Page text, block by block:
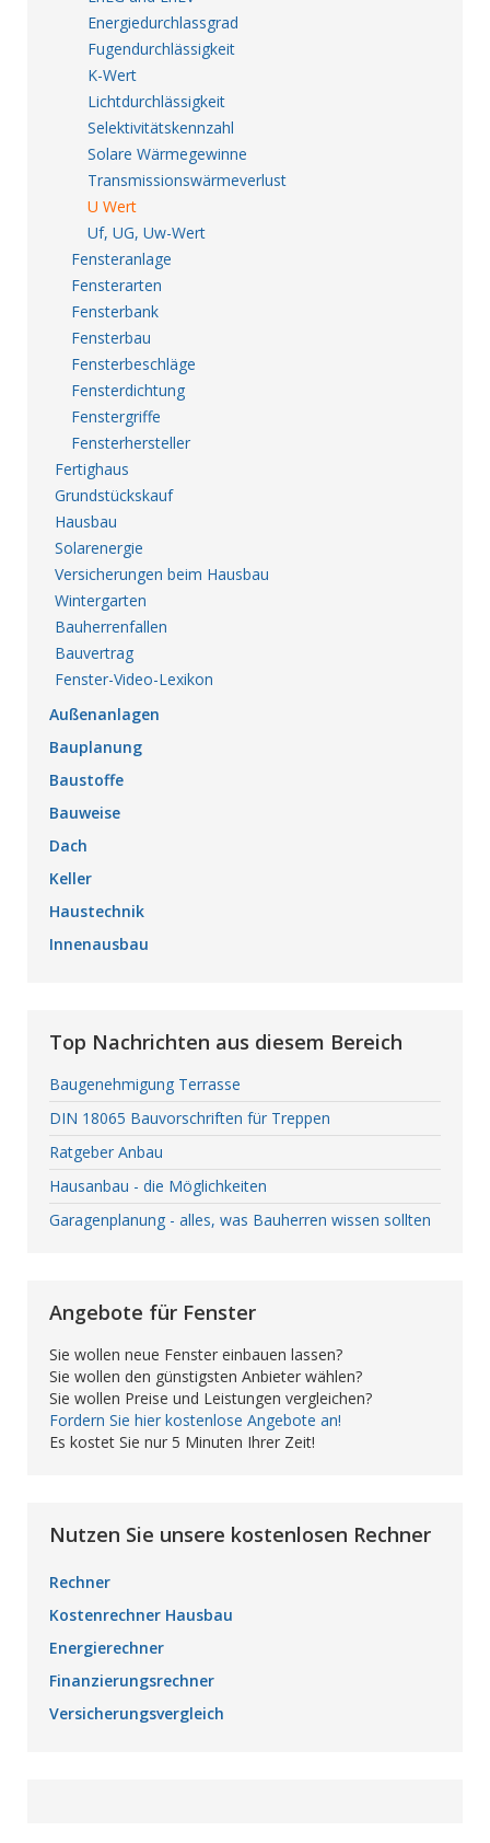
Energiedurchlassgrad
Fugendurchlässigkeit
K-Wert
Lichtdurchlässigkeit
Selektivitätskennzahl
Solare Wärmegewinne
Transmissionswärmeverlust
U Wert
Uf, UG, Uw-Wert
Fensteranlage
Fensterarten
Fensterbank
Fensterbau
Fensterbeschläge
Fensterdichtung
Fenstergriffe
Fensterhersteller
Fertighaus
Grundstückskauf
Hausbau
Solarenergie
Versicherungen beim Hausbau
Wintergarten
Bauherrenfallen
Bauvertrag
Fenster-Video-Lexikon
Außenanlagen
Bauplanung
Baustoffe
Bauweise
Dach
Keller
Haustechnik
Innenausbau
Top Nachrichten aus diesem Bereich
Baugenehmigung Terrasse
DIN 18065 Bauvorschriften für Treppen
Ratgeber Anbau
Hausanbau - die Möglichkeiten
Garagenplanung - alles, was Bauherren wissen sollten
Angebote für Fenster
Sie wollen neue Fenster einbauen lassen?
Sie wollen den günstigsten Anbieter wählen?
Sie wollen Preise und Leistungen vergleichen?
Fordern Sie hier kostenlose Angebote an!
Es kostet Sie nur 5 Minuten Ihrer Zeit!
Nutzen Sie unsere kostenlosen Rechner
Rechner
Kostenrechner Hausbau
Energierechner
Finanzierungsrechner
Versicherungsvergleich